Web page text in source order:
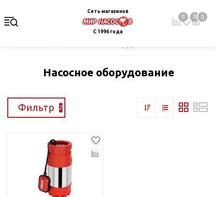
Сеть магазинов
С 1996 года
0 0 0
Насосное оборудование
Фильтр 2